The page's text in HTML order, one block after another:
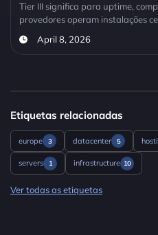
Tier III significa para uptime,
provedores operam instalações
April 8, 2026
Etiquetas relacionadas
europe 3 datacenter 5
servers 1 infrastructure 10
Ver todas as etiquetas